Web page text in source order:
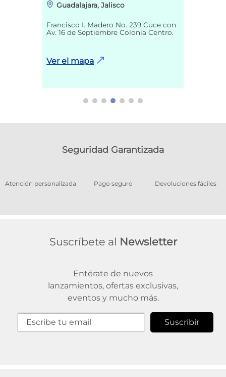
Guadalajara, Jalisco
Francisco I. Madero No. 239 Cuce con
Av. 16 de Septiembre Colonia Centro.
Ver el mapa
Seguridad Garantizada
Atención personalizada Pago seguro Devoluciones fáciles
Suscríbete al Newsletter
Entérate de nuevos
lanzamientos, ofertas exclusivas,
eventos y mucho más.
Suscribir